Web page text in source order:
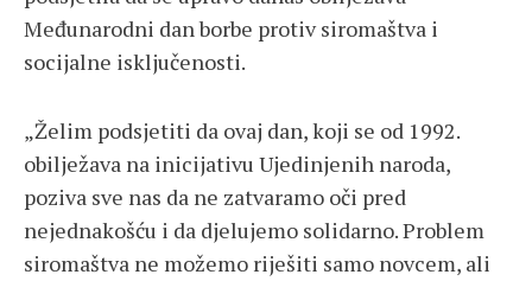
Međunarodni dan borbe protiv siromaštva i
socijalne isključenosti.
„Želim podsjetiti da ovaj dan, koji se od 1992.
obilježava na inicijativu Ujedinjenih naroda,
poziva sve nas da ne zatvaramo oči pred
nejednakošću i da djelujemo solidarno. Problem
siromaštva ne možemo riješiti samo novcem, ali